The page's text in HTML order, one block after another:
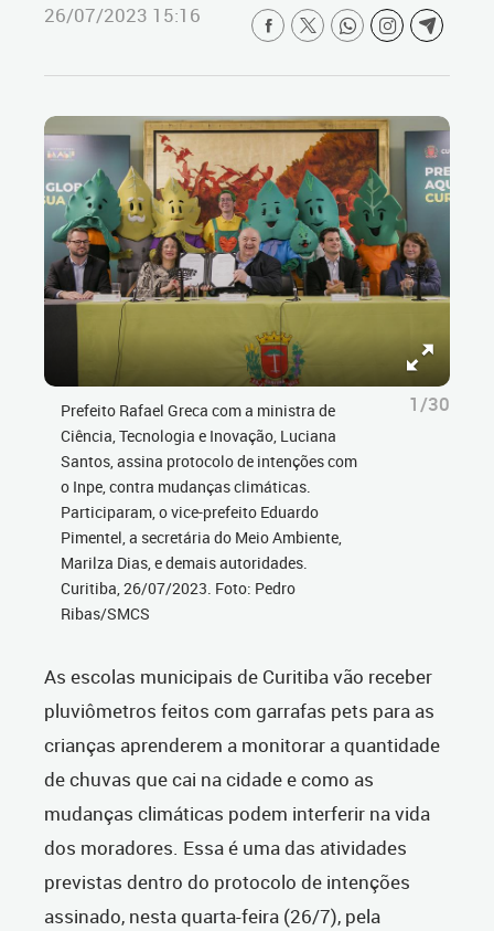
26/07/2023 15:16
Prefeito Rafael Greca com a ministra de
Ciência, Tecnologia e Inovação, Luciana
Santos, assina protocolo de intenções com
o Inpe, contra mudanças climáticas.
Participaram, o vice-prefeito Eduardo
Pimentel, a secretária do Meio Ambiente,
Marilza Dias, e demais autoridades.
Curitiba, 26/07/2023. Foto: Pedro
Ribas/SMCS
1/30
As escolas municipais de Curitiba vão receber
pluviômetros feitos com garrafas pets para as
crianças aprenderem a monitorar a quantidade
de chuvas que cai na cidade e como as
mudanças climáticas podem interferir na vida
dos moradores. Essa é uma das atividades
previstas dentro do protocolo de intenções
assinado, nesta quarta-feira (26/7), pela